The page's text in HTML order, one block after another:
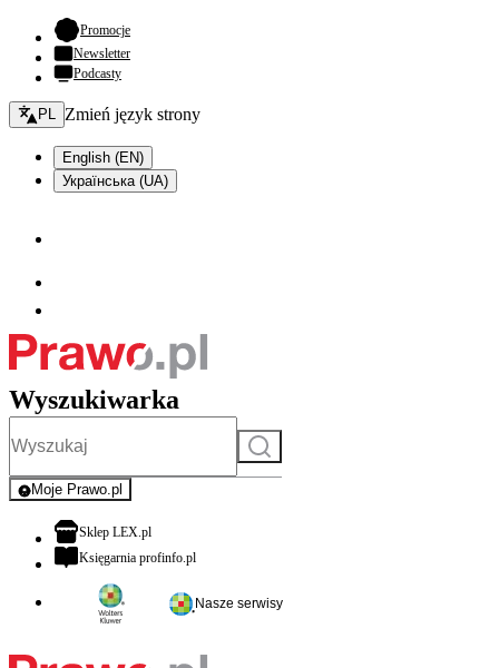
Promocje- otwiera się w nowej karcie
Newsletter
Podcasty
Zmień język - bieżący:
PL Zmień język strony
English (EN)
Українська (UA)
Wyszukiwarka
Szukaj
Moje Prawo.pl
- rejestracja i logowanie do serwisu
Sklep LEX.plotwiera się w nowej karcie
Księgarnia profinfo.plotwiera się w nowej karcie
Nasze serwisy